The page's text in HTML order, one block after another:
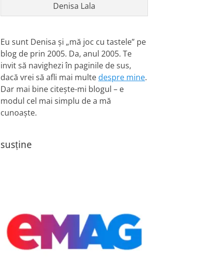
Denisa Lala
Eu sunt Denisa și „mă joc cu tastele” pe
blog de prin 2005. Da, anul 2005. Te
invit să navighezi în paginile de sus,
dacă vrei să afli mai multe despre mine.
Dar mai bine citește-mi blogul – e
modul cel mai simplu de a mă
cunoaște.
susține